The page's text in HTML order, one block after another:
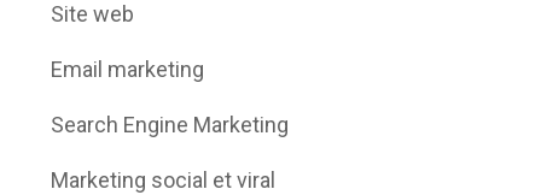
Site web
Email marketing
Search Engine Marketing
Marketing social et viral